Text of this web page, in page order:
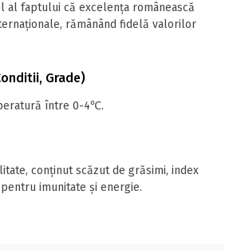
al faptului că excelența românească
rămânând fidelă valorilor
Grade)
între 0-4℃.
conținut scăzut de grăsimi, index
imunitate și energie.